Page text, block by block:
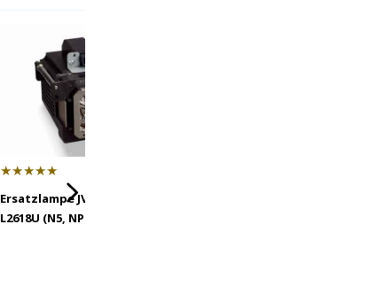
★★★★★
Ersatzlampe JVC Beamer PK-
L2618U (N5, NP5, N7, NX9)